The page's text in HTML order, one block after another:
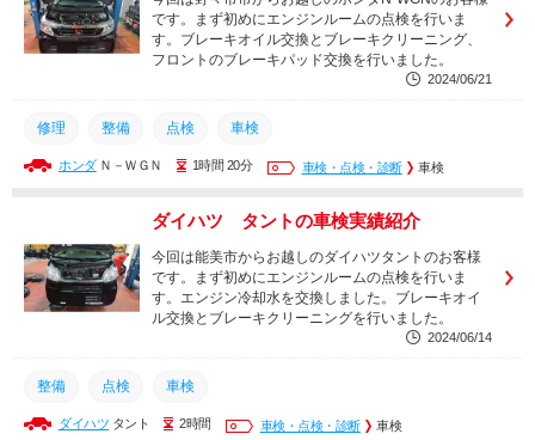
です。まず初めにエンジンルームの点検を行いま
す。ブレーキオイル交換とブレーキクリーニング、
フロントのブレーキパッド交換を行いました。
2024/06/21
修理 整備 点検 車検
ホンダＮ－ＷＧＮ 1時間 20分 車検・点検・診断 車検
ダイハツ タントの車検実績紹介
今回は能美市からお越しのダイハツタントのお客様
です。まず初めにエンジンルームの点検を行いま
す。エンジン冷却水を交換しました。ブレーキオイ
ル交換とブレーキクリーニングを行いました。
2024/06/14
整備 点検 車検
ダイハツ タント 2時間 車検・点検・診断 車検